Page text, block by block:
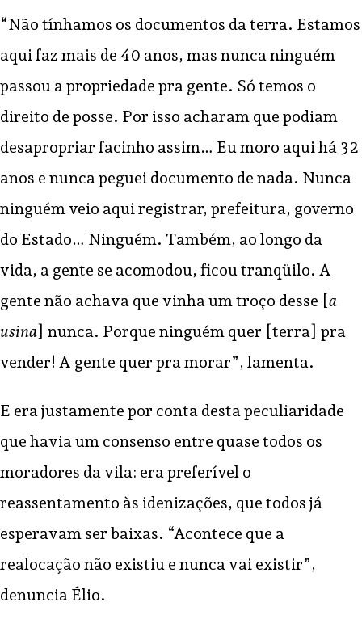
“Não tínhamos os documentos da terra. Estamos
aqui faz mais de 40 anos, mas nunca ninguém
passou a propriedade pra gente. Só temos o
direito de posse. Por isso acharam que podiam
desapropriar facinho assim… Eu moro aqui há 32
anos e nunca peguei documento de nada. Nunca
ninguém veio aqui registrar, prefeitura, governo
do Estado… Ninguém. Também, ao longo da
vida, a gente se acomodou, ficou tranqüilo. A
gente não achava que vinha um troço desse [a
usina] nunca. Porque ninguém quer [terra] pra
vender! A gente quer pra morar”, lamenta.
E era justamente por conta desta peculiaridade
que havia um consenso entre quase todos os
moradores da vila: era preferível o
reassentamento às idenizações, que todos já
esperavam ser baixas. “Acontece que a
realocação não existiu e nunca vai existir”,
denuncia Élio.